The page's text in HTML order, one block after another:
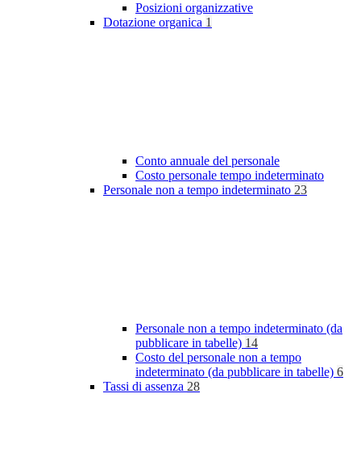
Posizioni organizzative
Dotazione organica 1
Conto annuale del personale
Costo personale tempo indeterminato
Personale non a tempo indeterminato 23
Personale non a tempo indeterminato (da
pubblicare in tabelle) 14
Costo del personale non a tempo
indeterminato (da pubblicare in tabelle) 6
Tassi di assenza 28